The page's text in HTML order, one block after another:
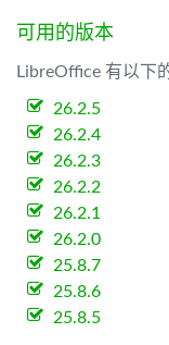
可用的版本
LibreOffice 有以下
26.2.5
26.2.4
26.2.3
26.2.2
26.2.1
26.2.0
25.8.7
25.8.6
25.8.5